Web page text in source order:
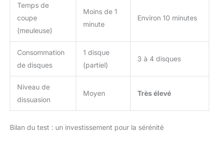
Temps de
coupe
(meuleuse)
Moins de 1
minute
Environ 10 minutes
Consommation
de disques
1 disque
(partiel)
3 à 4 disques
Niveau de
dissuasion
Moyen Très élevé
Bilan du test : un investissement pour la sérénité